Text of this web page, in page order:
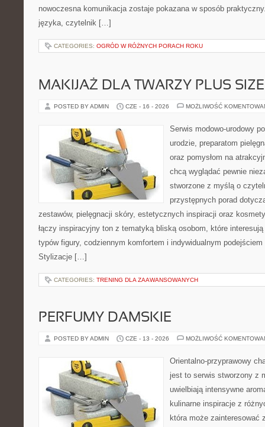
nowoczesna komunikacja zostaje pokazana w sposób
języka, czytelnik […]
CATEGORIES: OGRÓD W RÓŻNYCH PORACH ROKU
MAKIJAŻ DLA TWARZY PLUS SIZE
POSTED BY ADMIN CZE - 16 - 2026 MOŻLIWOŚĆ
Serwis modowo-urodowy
urodzie, preparatom
oraz pomysłom na
chcą wyglądać pewnie
stworzone z myślą o
przystępnych porad
zestawów, pielęgnacji skóry, estetycznych inspiracji oraz
łączy inspiracyjny ton z tematyką bliską osobom, które
typów figury, codziennym komfortem i indywidualnym
Stylizacje […]
CATEGORIES: TRENING DLA ZAAWANSOWANYCH
PERFUMY DAMSKIE
POSTED BY ADMIN CZE - 13 - 2026 MOŻLIWOŚĆ
Orientalno-przyprawowy
jest to serwis stworzony z
uwielbiają intensywne
kulinarne inspiracje z
która może zainteresować